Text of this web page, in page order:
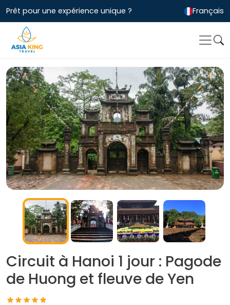
Prêt pour une expérience unique ? Français
Circuit à Hanoi 1 jour : Pagode
de Huong et fleuve de Yen